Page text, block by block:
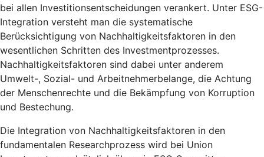
bei allen Investitionsentscheidungen verankert. Unter ESG-
Integration versteht man die systematische
Berücksichtigung von Nachhaltigkeitsfaktoren in den
wesentlichen Schritten des Investmentprozesses.
Nachhaltigkeitsfaktoren sind dabei unter anderem
Umwelt-, Sozial- und Arbeitnehmerbelange, die Achtung
der Menschenrechte und die Bekämpfung von Korruption
und Bestechung.
Die Integration von Nachhaltigkeitsfaktoren in den
fundamentalen Researchprozess wird bei Union